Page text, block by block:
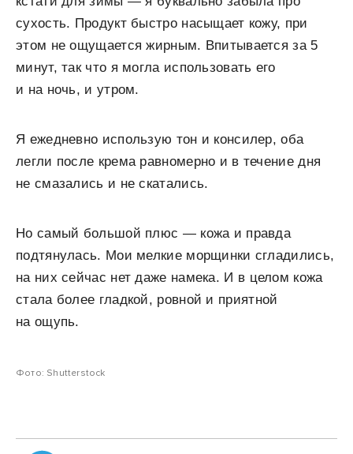
сухость. Продукт быстро насыщает кожу, при
этом не ощущается жирным. Впитывается за 5
минут, так что я могла использовать его
и на ночь, и утром.
Я ежедневно использую тон и консилер, оба
легли после крема равномерно и в течение дня
не смазались и не скатались.
Но самый большой плюс — кожа и правда
подтянулась. Мои мелкие морщинки сгладились,
на них сейчас нет даже намека. И в целом кожа
стала более гладкой, ровной и приятной
на ощупь.
Фото: Shutterstock